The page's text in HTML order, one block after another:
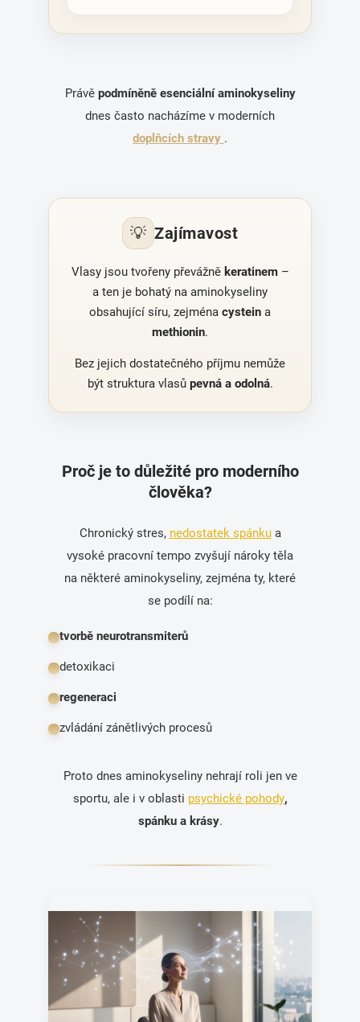
Právě podmíněně esenciální aminokyseliny
dnes často nacházíme v moderních
doplňcích stravy .
💡 Zajímavost
Vlasy jsou tvořeny převážně keratinem–
a ten je bohatý na aminokyseliny
obsahující síru, zejména cystein a
methionin.
Bez jejich dostatečného příjmu nemůže
být struktura vlasů pevná a odolná.
Proč je to důležité pro moderního
člověka?
Chronický stres, nedostatek spánkua
vysoké pracovní tempo zvyšují nároky těla
na některé aminokyseliny, zejména ty, které
se podílí na:
tvorbě neurotransmiterů
detoxikaci
regeneraci
zvládání zánětlivých procesů
Proto dnes aminokyseliny nehrají roli jen ve
sportu, ale i v oblasti psychické pohody,
spánku a krásy.